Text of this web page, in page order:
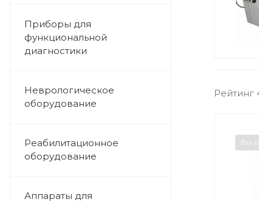
Приборы для
функциональной
диагностики
Неврологическое
оборудование
Реабилитационное
оборудование
Аппараты для
Рейтинг
Вы